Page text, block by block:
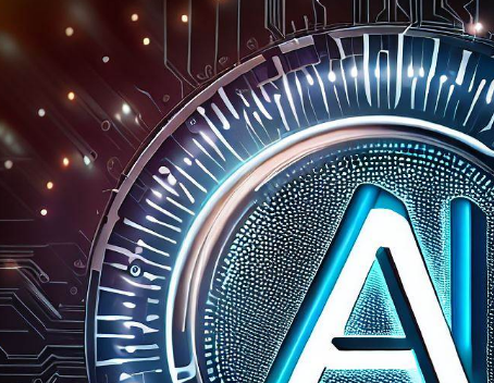
نصائح
للحصول
على
الدكتوراة
14 ديسمبر، 2020
تسع نصائح للحصول على الدكتوراة